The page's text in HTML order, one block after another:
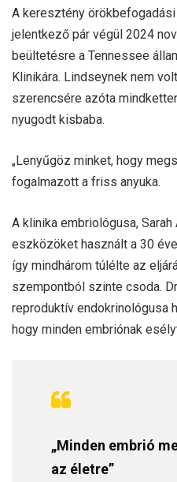
A keresztény
jelentkező pár végül 2024
beültetésre a Tennessee
Klinikára. Lindseynek nem
szerencsére azóta
nyugodt kisbaba.
„Lenyűgöz minket, hogy
fogalmazott a friss anyuka.
A klinika embriológusa,
eszközöket használt a 30
így mindhárom túlélte az
szempontból szinte csoda.
reproduktív endokrinológusa
hogy minden embriónak
„Minden embrió
az életre”